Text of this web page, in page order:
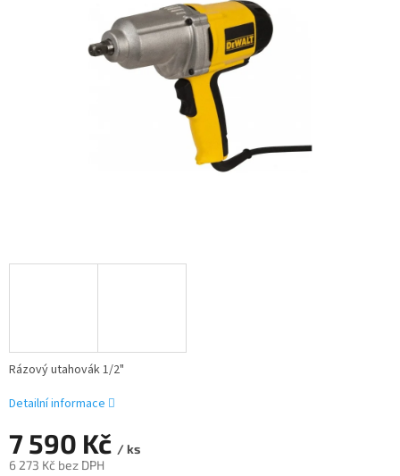
7 590 Kč / ks
6 273 Kč bez DPH
Rázový utahovák 1/2"
Detailní informace